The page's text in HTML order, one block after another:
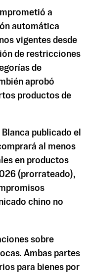
a
automática
vigentes desde
de restricciones
de
aprobó
productos de
Blanca publicado el
al menos
en productos
(prorrateado),
chino no
sobre
Ambas partes
para bienes por